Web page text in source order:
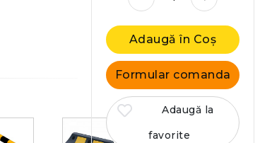
Adaugă în Coș
Formular comanda
Adaugă la
favorite